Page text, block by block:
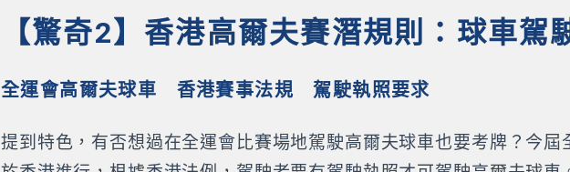
【驚奇2】香港高爾夫賽潛規則：球車駕
全運會高爾夫球車 香港賽事法規 駕駛執照要求
提到特色，有否想過在全運會比賽場地駕駛高爾夫球車也要考牌？今屆